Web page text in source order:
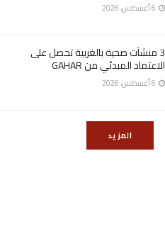
3 منشآت صحية بالغربية تحصل على
الاعتماد المبدئي من GAHAR
المزيد